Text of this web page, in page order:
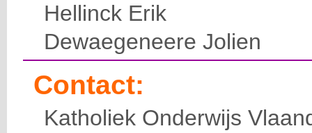
Hellinck Erik
Dewaegeneere Jolien
Contact:
Katholiek Onderwijs